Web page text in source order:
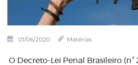
01/06/2020 Matérias
O Decreto-Lei Penal Brasileiro (n°